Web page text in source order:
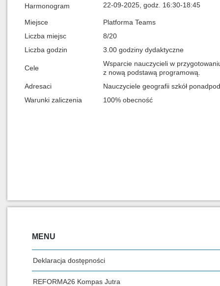
Harmonogram 22-09-2025, godz. 16:30-18:45
Miejsce
Platforma Teams
Liczba miejsc
8/20
Liczba godzin
3.00 godziny dydaktyczne
Cele
Wsparcie nauczycieli w
z nową podstawą programową.
Adresaci
Nauczyciele geografii szkół
Warunki zaliczenia
100% obecność
MENU
Deklaracja dostępności
REFORMA26 Kompas Jutra